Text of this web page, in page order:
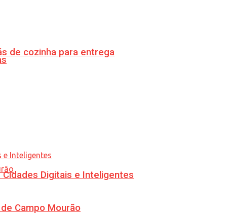
de cozinha para entrega
Campo Mourão
Digitais e Inteligentes